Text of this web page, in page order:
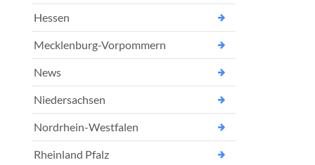
Hessen
Mecklenburg-Vorpommern
News
Niedersachsen
Nordrhein-Westfalen
Rheinland Pfalz